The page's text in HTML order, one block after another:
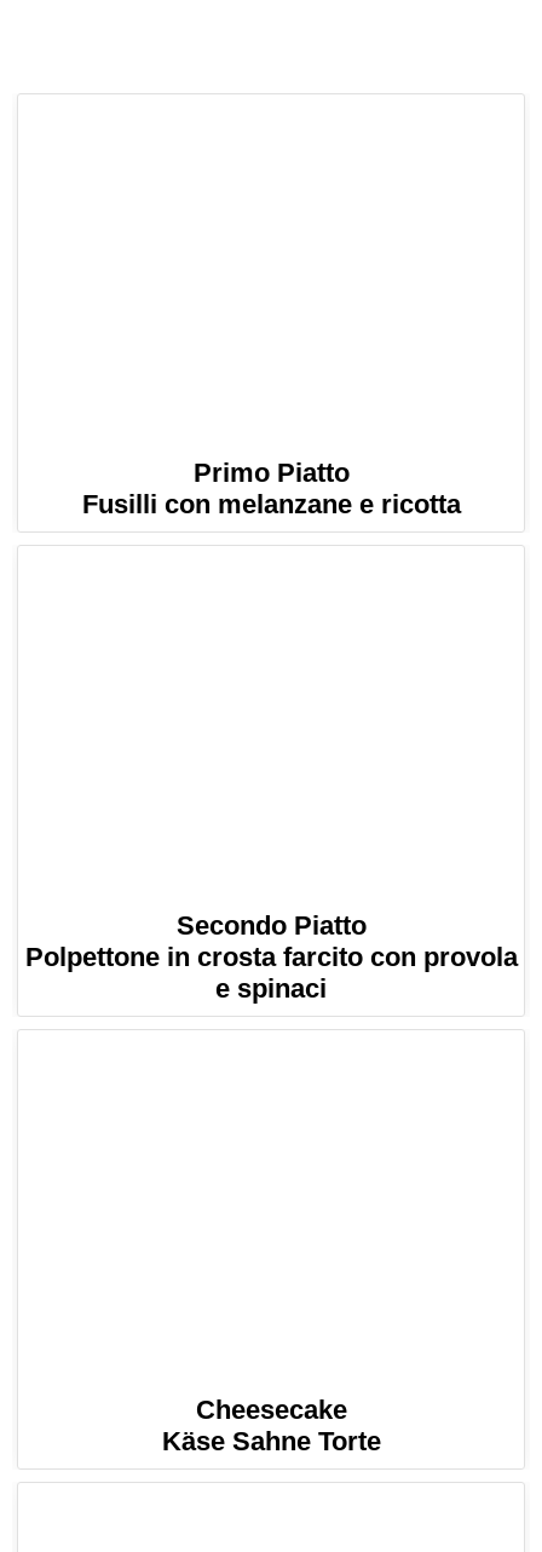
Primo Piatto
Fusilli con melanzane e ricotta
Secondo Piatto
Polpettone in crosta farcito con provola
e spinaci
Cheesecake
Käse Sahne Torte